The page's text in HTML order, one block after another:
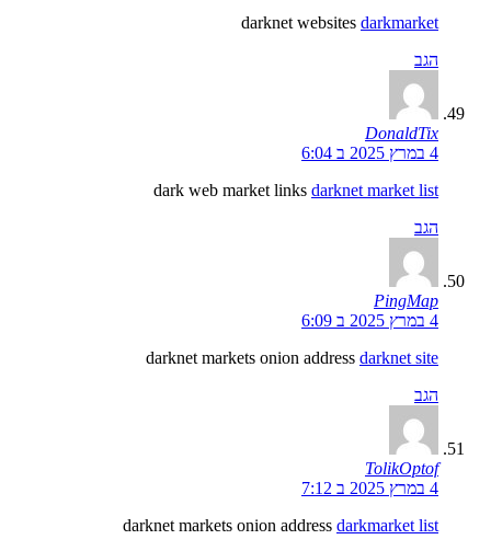
darknet websites darkmarket
הגב
DonaldTix
4 במרץ 2025 ב 6:04
dark web market links darknet market list
הגב
PingMap
4 במרץ 2025 ב 6:09
darknet markets onion address darknet site
הגב
TolikOptof
4 במרץ 2025 ב 7:12
darknet markets onion address darkmarket list